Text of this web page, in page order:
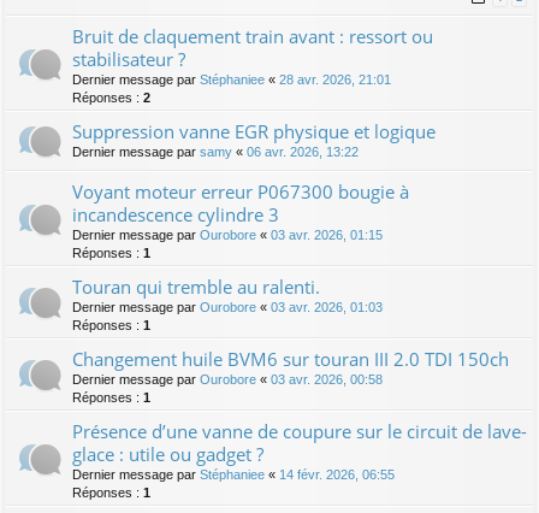
Bruit de claquement train avant : ressort ou
stabilisateur ?
Dernier message par Stéphaniee « 28 avr. 2026, 21:01
Réponses : 2
Suppression vanne EGR physique et logique
Dernier message par samy « 06 avr. 2026, 13:22
Voyant moteur erreur P067300 bougie à
incandescence cylindre 3
Dernier message par Ourobore « 03 avr. 2026, 01:15
Réponses : 1
Touran qui tremble au ralenti.
Dernier message par Ourobore « 03 avr. 2026, 01:03
Réponses : 1
Changement huile BVM6 sur touran III 2.0 TDI 150ch
Dernier message par Ourobore « 03 avr. 2026, 00:58
Réponses : 1
Présence d’une vanne de coupure sur le circuit de lave-
glace : utile ou gadget ?
Dernier message par Stéphaniee « 14 févr. 2026, 06:55
Réponses : 1